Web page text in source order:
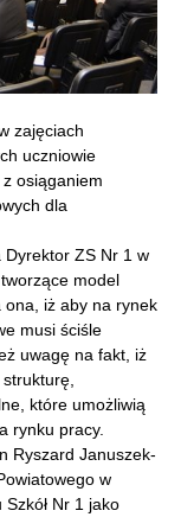
zajęciach
uczniowie
osiąganiem
dla
Dyrektor ZS Nr 1 w
model
ona, iż aby na rynek
musi ściśle
uwagę na fakt, iż
które umożliwią
rynku pracy.
Ryszard Januszek-
w
Nr 1 jako